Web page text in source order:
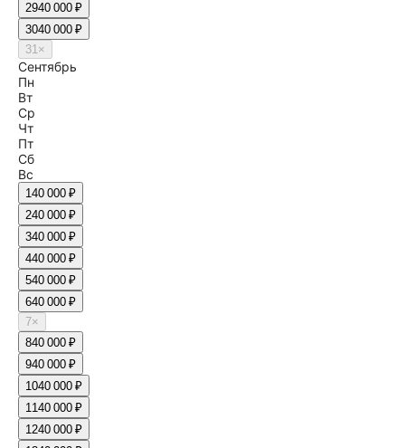
2940 000 ₽
3040 000 ₽
31×
Сентябрь
Пн
Вт
Ср
Чт
Пт
Сб
Вс
140 000 ₽
240 000 ₽
340 000 ₽
440 000 ₽
540 000 ₽
640 000 ₽
7×
840 000 ₽
940 000 ₽
1040 000 ₽
1140 000 ₽
1240 000 ₽